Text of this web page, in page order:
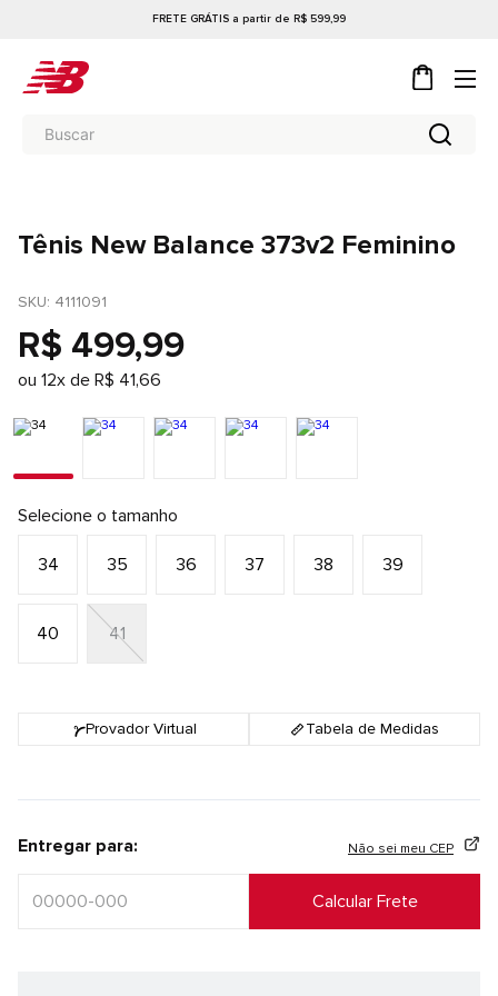
FRETE GRÁTIS a partir de R$ 599,99
Tênis New Balance 373v2 Feminino
SKU: 4111091
R$ 499,99
ou 12x de R$ 41,66
Selecione o tamanho
34 35 36 37 38 39
40 41
Provador Virtual Tabela de Medidas
Entregar para: Não sei meu CEP